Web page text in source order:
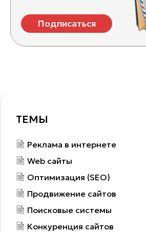
Подписаться
ТЕМЫ
Реклама в интернете
Web сайты
Оптимизация (SEO)
Продвижение сайтов
Поисковые системы
Конкуренция сайтов